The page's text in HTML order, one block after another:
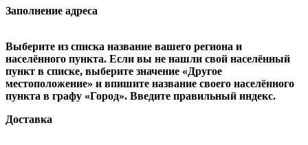
Заполнение адреса
Выберите из списка название вашего региона и
населённого пункта. Если вы не нашли свой населённый
пункт в списке, выберите значение «Другое
местоположение» и впишите название своего населённого
пункта в графу «Город». Введите правильный индекс.
Доставка